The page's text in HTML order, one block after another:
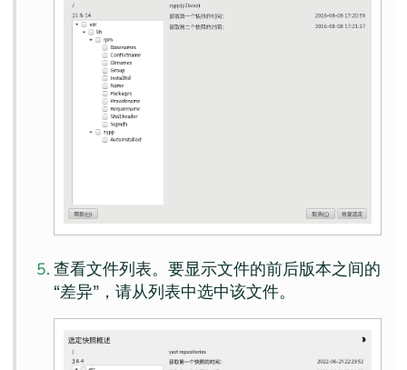
查看文件列表。要显示文件的前后版本之间的
“差异” ，请从列表中选中该文件。